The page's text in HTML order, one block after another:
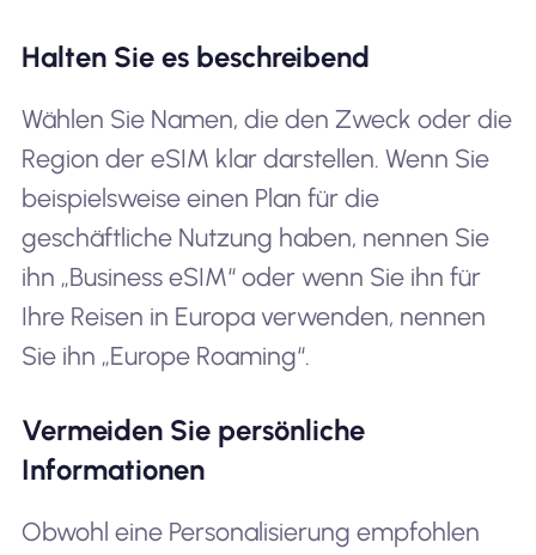
Halten Sie es beschreibend
Wählen Sie Namen, die den Zweck oder die
Region der eSIM klar darstellen. Wenn Sie
beispielsweise einen Plan für die
geschäftliche Nutzung haben, nennen Sie
ihn „Business eSIM“ oder wenn Sie ihn für
Ihre Reisen in Europa verwenden, nennen
Sie ihn „Europe Roaming“.
Vermeiden Sie persönliche
Informationen
Obwohl eine Personalisierung empfohlen